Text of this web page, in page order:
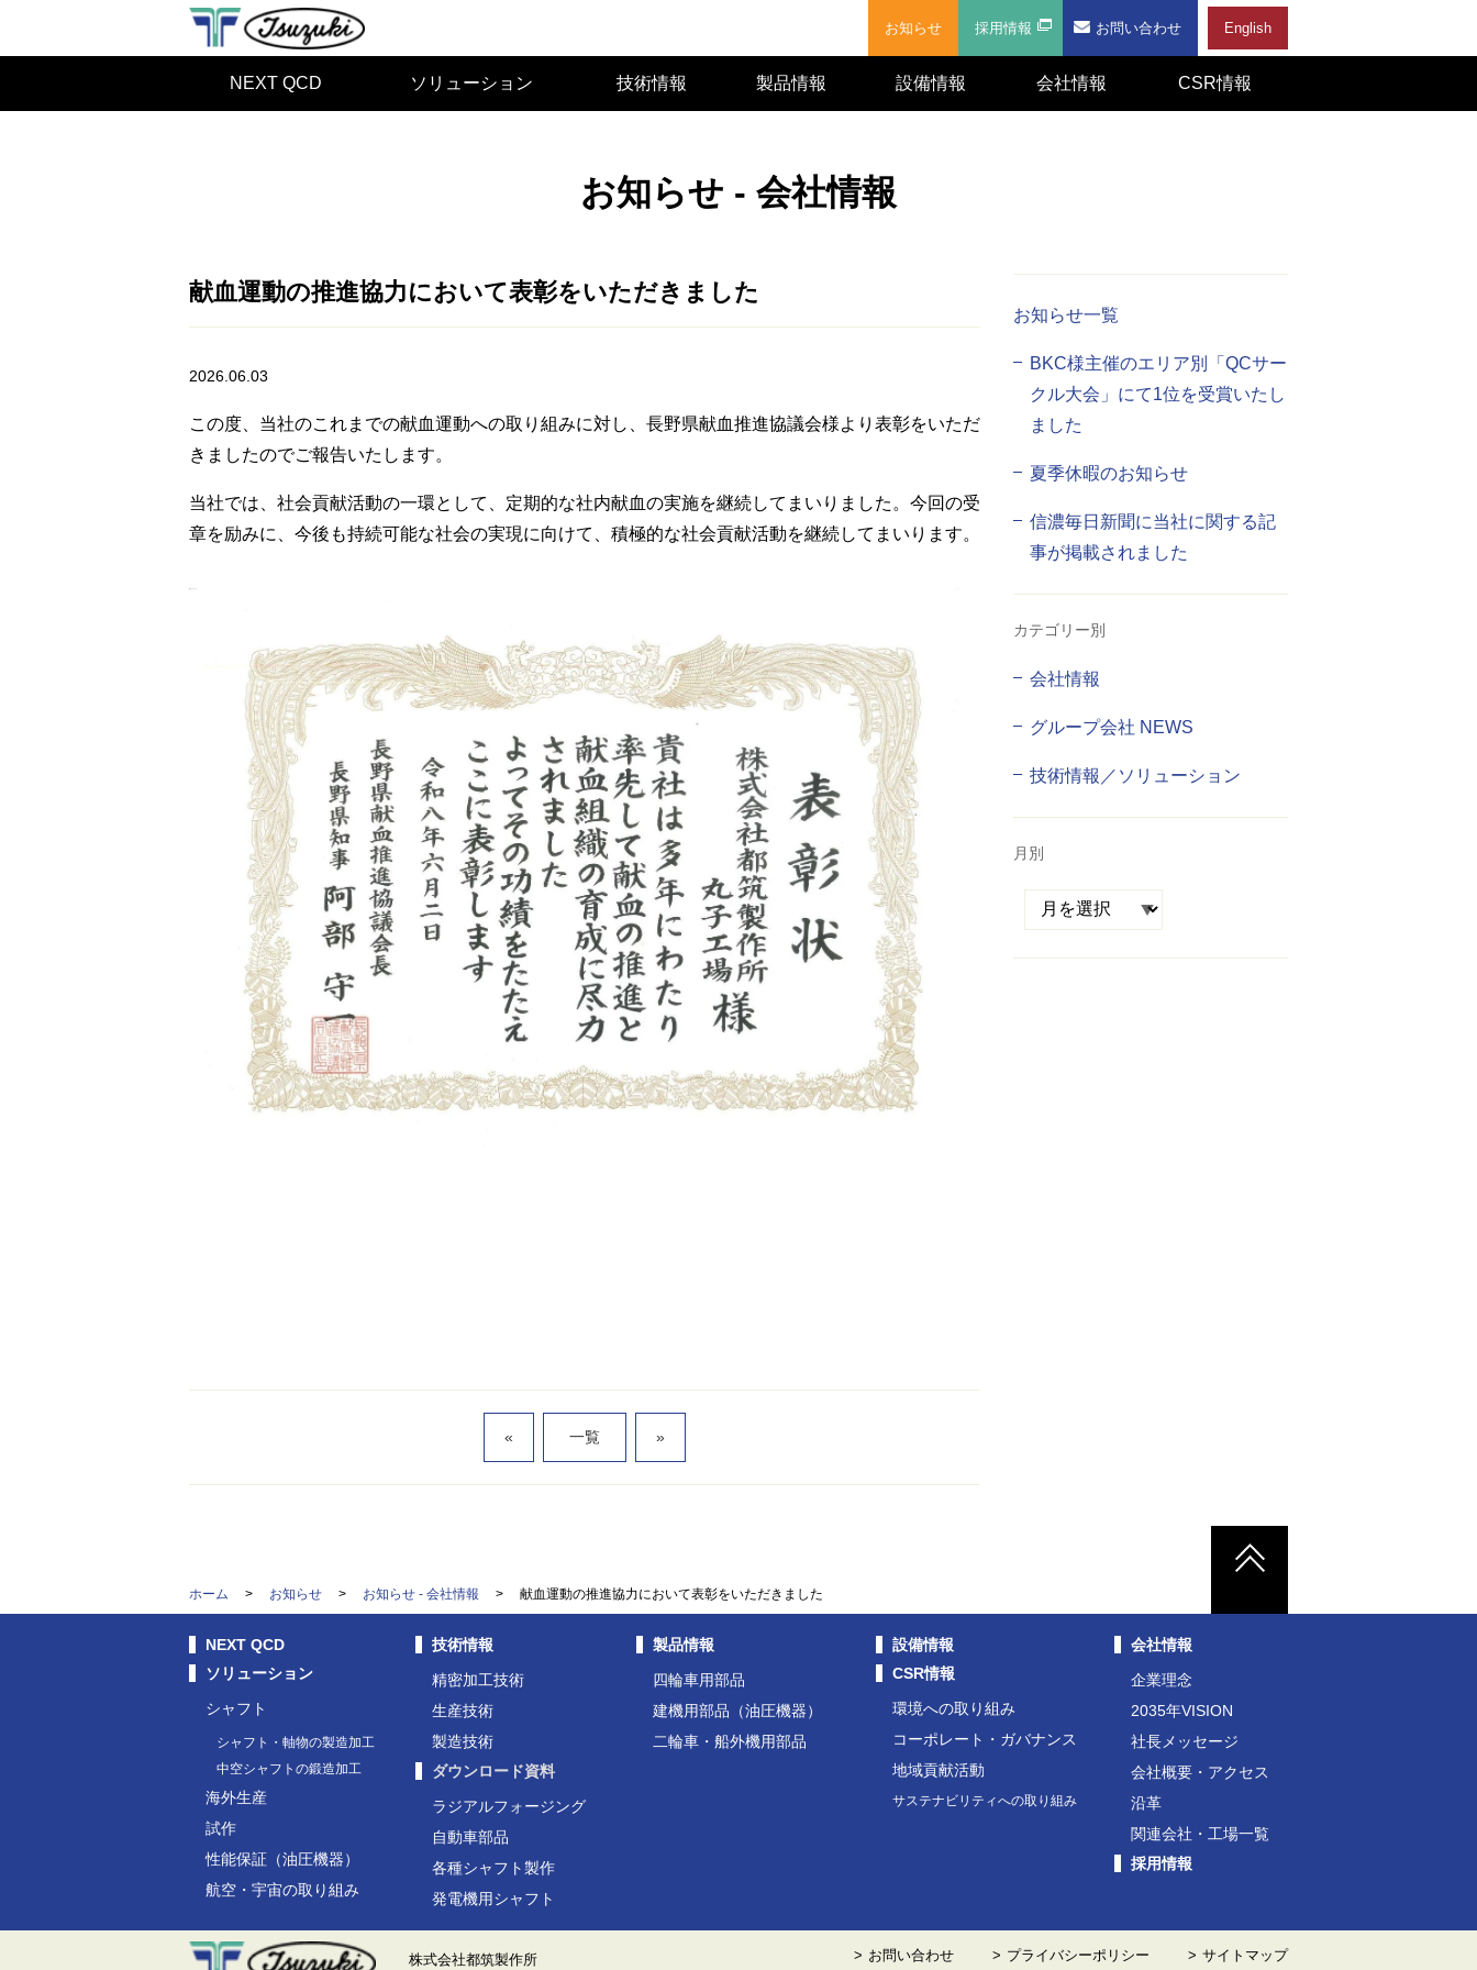
お知らせ 採用情報 お問い合わせ English
NEXT QCD ソリューション 技術情報 製品情報 設備情報 会社情報 CSR情報
お知らせ - 会社情報
献血運動の推進協力において表彰をいただきました
2026.06.03
この度、当社のこれまでの献血運動への取り組みに対し、長野県献血推進協議会様より表彰をいただ
きましたのでご報告いたします。
当社では、社会貢献活動の一環として、定期的な社内献血の実施を継続してまいりました。今回の受
章を励みに、今後も持続可能な社会の実現に向けて、積極的な社会貢献活動を継続してまいります。
« 一覧 »
お知らせ一覧
BKC様主催のエリア別「QCサー
クル大会」にて1位を受賞いたし
ました
夏季休暇のお知らせ
信濃毎日新聞に当社に関する記
事が掲載されました
カテゴリー別
会社情報
グループ会社 NEWS
技術情報／ソリューション
月別
ホーム > お知らせ > お知らせ - 会社情報 > 献血運動の推進協力において表彰をいただきました
NEXT QCD
ソリューション
シャフト
シャフト・軸物の製造加工
中空シャフトの鍛造加工
海外生産
試作
性能保証（油圧機器）
航空・宇宙の取り組み
技術情報
精密加工技術
生産技術
製造技術
ダウンロード資料
ラジアルフォージング
自動車部品
各種シャフト製作
発電機用シャフト
製品情報
四輪車用部品
建機用部品（油圧機器）
二輪車・船外機用部品
設備情報
CSR情報
環境への取り組み
コーポレート・ガバナンス
地域貢献活動
サステナビリティへの取り組み
会社情報
企業理念
2035年VISION
社長メッセージ
会社概要・アクセス
沿革
関連会社・工場一覧
採用情報
株式会社都筑製作所 お問い合わせ プライバシーポリシー サイトマップ